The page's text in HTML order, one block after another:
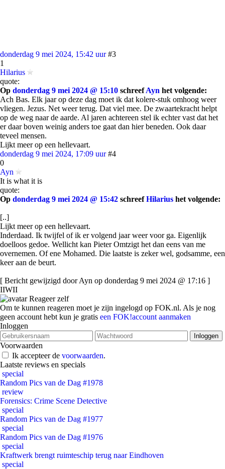
donderdag 9 mei 2024, 15:42 uur #3
1
Hilarius
quote:
Op donderdag 9 mei 2024 @ 15:10 schreefAyn het volgende:
Ach Bas. Elk jaar op deze dag moet ik dat kolere-stuk omhoog weer
vliegen. Jezus. Net weer terug. Dat viel mee. De zwaartekracht helpt
op de weg naar de aarde. Al jaren achtereen stel ik echter vast dat het
er daar boven weinig anders toe gaat dan hier beneden. Ook daar
teveel mensen.
Lijkt meer op een hellevaart.
donderdag 9 mei 2024, 17:09 uur #4
0
Ayn
It is what it is
quote:
Op donderdag 9 mei 2024 @ 15:42 schreefHilarius het volgende:
[..]
Lijkt meer op een hellevaart.
Inderdaad. Ik twijfel of ik er volgend jaar weer voor ga. Eigenlijk
doelloos gedoe. Wellicht kan Pieter Omtzigt het dan eens van me
overnemen. Of ene Mohamed. Die laatste is zeker wel, godsamme, een
keer aan de beurt.
[ Bericht gewijzigd door Ayn op donderdag 9 mei 2024 @ 17:16 ]
IIWII
Reageer zelf
Om te kunnen reageren moet je zijn ingelogd op FOK.nl. Als je nog
geen account hebt kun je gratis een FOK!account aanmaken
Inloggen
Voorwaarden
Ik accepteer de voorwaarden.
Laatste reviews en specials
special
Random Pics van de Dag #1978
review
Forensics: Crime Scene Detective
special
Random Pics van de Dag #1977
special
Random Pics van de Dag #1976
special
Kraftwerk brengt ruimteschip terug naar Eindhoven
special